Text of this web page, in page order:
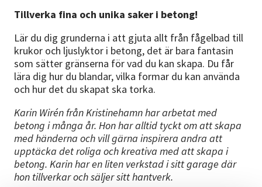
Avdelningar
Lyssna
Tillverka fina och unika saker i betong!
Lär du dig grunderna i att gjuta allt från fågelbad till
krukor och ljuslyktor i betong, det är bara fantasin
som sätter gränserna för vad du kan skapa. Du får
lära dig hur du blandar, vilka formar du kan använda
och hur det du skapat ska torka.
Karin Wirén från Kristinehamn har arbetat med
betong i många år. Hon har alltid tyckt om att skapa
med händerna och vill gärna inspirera andra att
upptäcka det roliga och kreativa med att skapa i
betong. Karin har en liten verkstad i sitt garage där
hon tillverkar och säljer sitt hantverk.